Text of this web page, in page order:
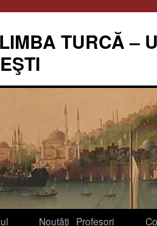
TURCĂ –
Noutăţi Profesori